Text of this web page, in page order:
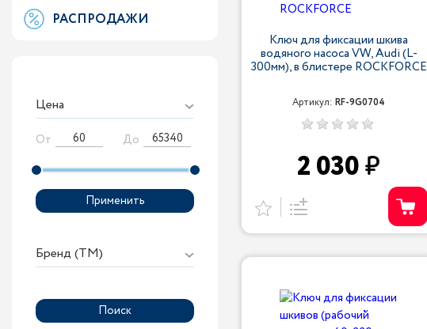
РАСПРОДАЖИ
Цена
От До
Применить
Бренд (ТМ)
Ключ для фиксации шкива
водяного насоса VW, Audi (L-
300мм), в блистере ROCKFORCE
Артикул:RF-9G0704
2 030